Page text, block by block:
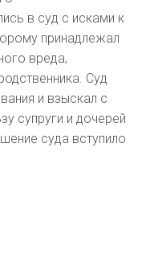
в суд с исками к
принадлежал
вреда,
Суд
и взыскал с
супруги и дочерей
суда вступило